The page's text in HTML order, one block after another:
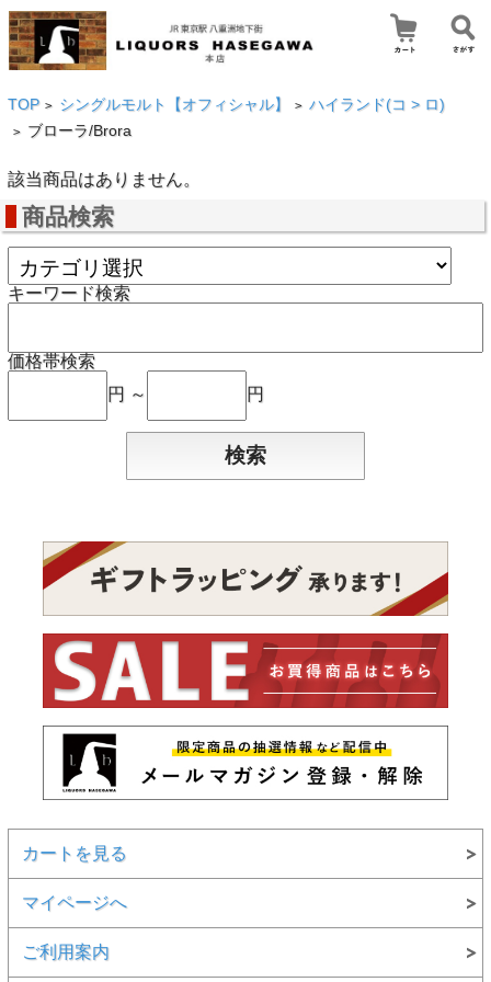
TOP > シングルモルト【オフィシャル】 > ハイランド(コ > ロ)
> ブローラ/Brora
該当商品はありません。
商品検索
キーワード検索
価格帯検索
円 ～
円
カートを見る
マイページへ
ご利用案内